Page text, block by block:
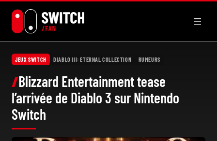
contenu
JEUX SWITCH DIABLO III: ETERNAL COLLECTION RUMEURS
Blizzard Entertainment tease
l’arrivée de Diablo 3 sur Nintendo
Switch